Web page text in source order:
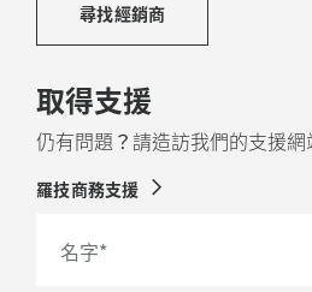
尋找經銷商
取得支援
仍有問題？請造訪我們的支援網
羅技商務支援
名字*